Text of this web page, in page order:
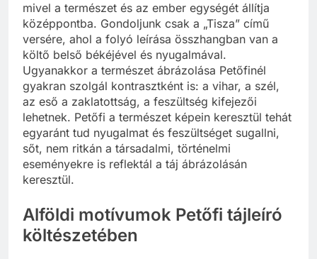
mivel a természet és az ember egységét állítja
középpontba. Gondoljunk csak a „Tisza” című
versére, ahol a folyó leírása összhangban van a
költő belső békéjével és nyugalmával.
Ugyanakkor a természet ábrázolása Petőfinél
gyakran szolgál kontrasztként is: a vihar, a szél,
az eső a zaklatottság, a feszültség kifejezői
lehetnek. Petőfi a természet képein keresztül tehát
egyaránt tud nyugalmat és feszültséget sugallni,
sőt, nem ritkán a társadalmi, történelmi
eseményekre is reflektál a táj ábrázolásán
keresztül.
Alföldi motívumok Petőfi tájleíró
költészetében